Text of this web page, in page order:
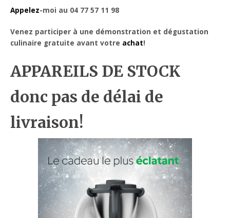
Appelez-moi au 04 77 57 11 98
Venez participer à une démonstration et dégustation
culinaire gratuite avant votre achat!
APPAREILS DE STOCK
donc pas de délai de
livraison!